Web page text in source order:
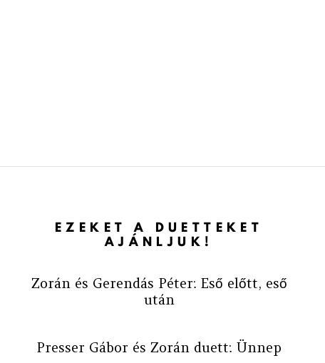
EZEKET A DUETTEKET
AJÁNLJUK!
Zorán és Gerendás Péter: Eső előtt, eső
után
Presser Gábor és Zorán duett: Ünnep